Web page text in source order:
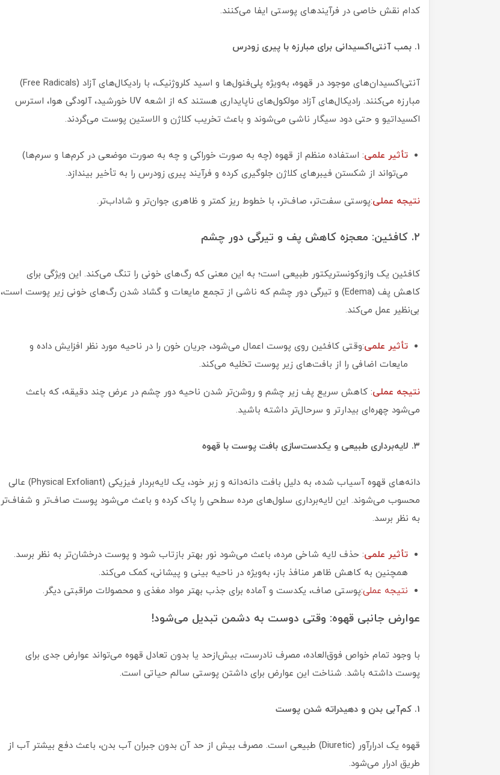
کدام نقش خاصی در فرآیندهای پوستی ایفا می‌کنند.
۱. بمب آنتی‌اکسیدانی برای مبارزه با پیری زودرس
آنتی‌اکسیدان‌های موجود در قهوه، به‌ویژه پلی‌فنول‌ها و اسید کلروژنیک، با رادیکال‌های آزاد (Free Radicals)
مبارزه می‌کنند. رادیکال‌های آزاد مولکول‌های ناپایداری هستند که از اشعه UV خورشید، آلودگی هوا، استرس
اکسیداتیو و حتی دود سیگار ناشی می‌شوند و باعث تخریب کلاژن و الاستین پوست می‌گردند.
تأثیر علمی: استفاده منظم از قهوه (چه به صورت خوراکی و چه به صورت موضعی در کرم‌ها و سرم‌ها)
می‌تواند از شکستن فیبرهای کلاژن جلوگیری کرده و فرآیند پیری زودرس را به تأخیر بیندازد.
نتیجه عملی:پوستی سفت‌تر، صاف‌تر، با خطوط ریز کمتر و ظاهری جوان‌تر و شاداب‌تر.
۲. کافئین: معجزه کاهش پف و تیرگی دور چشم
کافئین یک وازوکونستریکتور طبیعی است؛ به این معنی که رگ‌های خونی را تنگ می‌کند. این ویژگی برای
کاهش پف (Edema) و تیرگی دور چشم که ناشی از تجمع مایعات و گشاد شدن رگ‌های خونی زیر پوست است،
بی‌نظیر عمل می‌کند.
تأثیر علمی:وقتی کافئین روی پوست اعمال می‌شود، جریان خون را در ناحیه مورد نظر افزایش داده و
مایعات اضافی را از بافت‌های زیر پوست تخلیه می‌کند.
نتیجه عملی: کاهش سریع پف زیر چشم و روشن‌تر شدن ناحیه دور چشم در عرض چند دقیقه، که باعث
می‌شود چهره‌ای بیدارتر و سرحال‌تر داشته باشید.
۳. لایه‌برداری طبیعی و یکدست‌سازی بافت پوست با قهوه
دانه‌های قهوه آسیاب شده، به دلیل بافت دانه‌دانه و زبر خود، یک لایه‌بردار فیزیکی (Physical Exfoliant) عالی
محسوب می‌شوند. این لایه‌برداری سلول‌های مرده سطحی را پاک کرده و باعث می‌شود پوست صاف‌تر و شفاف‌تر
به نظر برسد.
تأثیر علمی: حذف لایه شاخی مرده، باعث می‌شود نور بهتر بازتاب شود و پوست درخشان‌تر به نظر برسد.
همچنین به کاهش ظاهر منافذ باز، به‌ویژه در ناحیه بینی و پیشانی، کمک می‌کند.
نتیجه عملی:پوستی صاف، یکدست و آماده برای جذب بهتر مواد مغذی و محصولات مراقبتی دیگر.
عوارض جانبی قهوه: وقتی دوست به دشمن تبدیل می‌شود!
با وجود تمام خواص فوق‌العاده، مصرف نادرست، بیش‌ازحد یا بدون تعادل قهوه می‌تواند عوارض جدی برای
پوست داشته باشد. شناخت این عوارض برای داشتن پوستی سالم حیاتی است.
۱. کم‌آبی بدن و دهیدراته شدن پوست
قهوه یک ادرارآور (Diuretic) طبیعی است. مصرف بیش از حد آن بدون جبران آب بدن، باعث دفع بیشتر آب از
طریق ادرار می‌شود.